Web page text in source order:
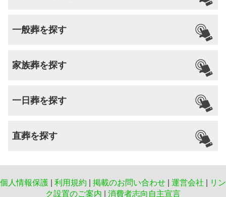
一般葬を探す
家族葬を探す
一日葬を探す
直葬を探す
個人情報保護 利用規約 掲載のお問い合わせ 運営会社
リン
ク設置のご案内
消費者志向自主宣言